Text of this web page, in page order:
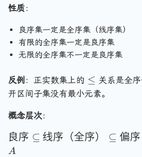
le
le
A
,
p
r
q
g
le
A
\
p
c
e
性质 ：
良序集一定是全序集（线序集）
有限的全序集一定是良序集
无限的全序集不一定是良序集
反例 ：正实数集上的 \
l
≤ 关系是全
开区间子集没有最小元素。
概念层次：
\t
ex
良序 ⊆ 线序（全序） ⊆ 偏序
A